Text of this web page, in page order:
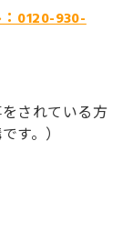
0120-930-
されている方
す。）